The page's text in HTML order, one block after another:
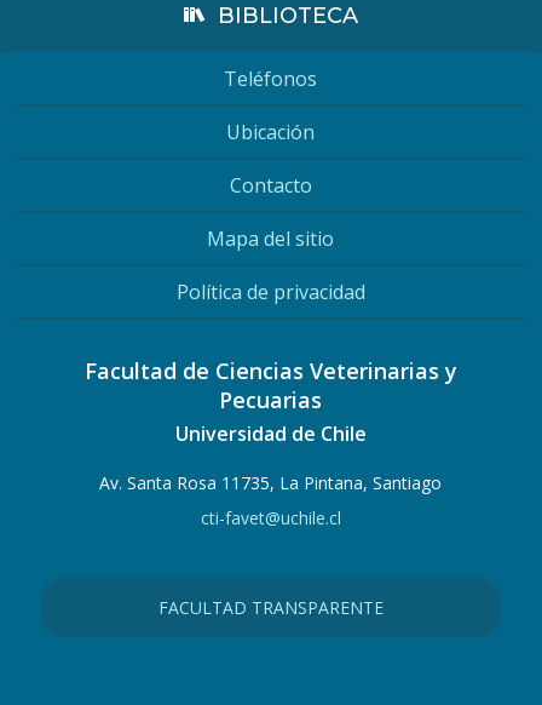
BIBLIOTECA
Teléfonos
Ubicación
Contacto
Mapa del sitio
Política de privacidad
Facultad de Ciencias Veterinarias y
Pecuarias
Universidad de Chile
Av. Santa Rosa 11735, La Pintana, Santiago
cti-favet@uchile.cl
FACULTAD TRANSPARENTE